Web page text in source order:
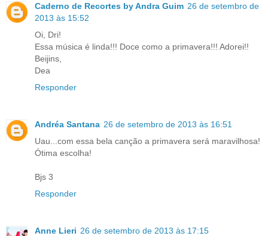
Caderno de Recortes by Andra Guim 26 de setembro de
2013 às 15:52
Oi, Dri!
Essa música é linda!!! Doce como a primavera!!! Adorei!!
Beijins,
Dea
Responder
Andréa Santana 26 de setembro de 2013 às 16:51
Uau...com essa bela canção a primavera será maravilhosa!
Ótima escolha!
Bjs 3
Responder
Anne Lieri 26 de setembro de 2013 às 17:15